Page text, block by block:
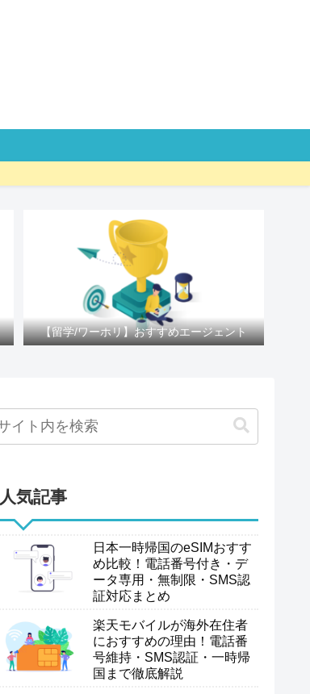
【留学/ワーホリ】おすすめエージェント
人気記事
日本一時帰国のeSIMおすす
め比較！電話番号付き・デ
ータ専用・無制限・SMS認
証対応まとめ
楽天モバイルが海外在住者
におすすめの理由！電話番
号維持・SMS認証・一時帰
国まで徹底解説